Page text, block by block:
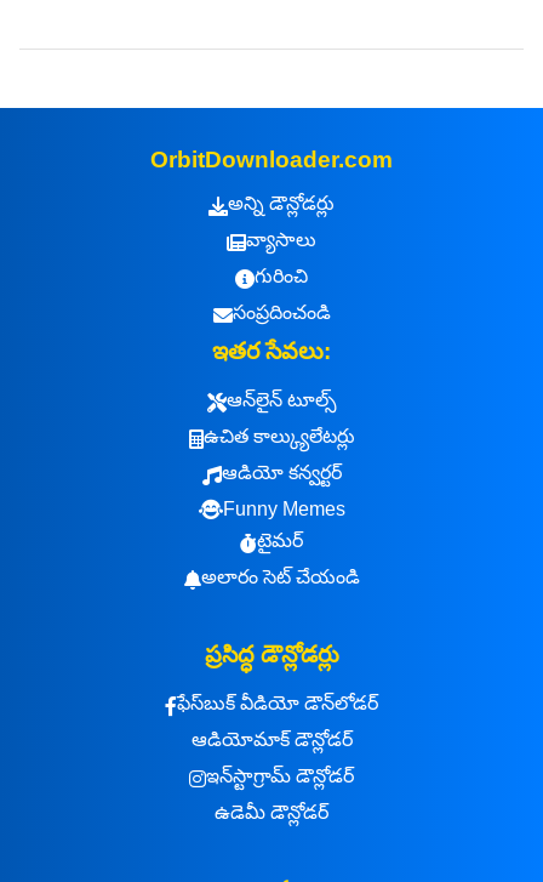
OrbitDownloader.com
అన్ని డౌన్లోడర్లు
వ్యాసాలు
గురించి
సంప్రదించండి
ఇతర సేవలు:
ఆన్‌లైన్ టూల్స్
ఉచిత కాల్క్యులేటర్లు
ఆడియో కన్వర్టర్
Funny Memes
టైమర్
అలారం సెట్ చేయండి
ప్రసిద్ధ డౌన్లోడర్లు
ఫేస్‌బుక్ వీడియో డౌన్‌లోడర్
ఆడియోమాక్ డౌన్లోడర్
ఇన్‌స్టాగ్రామ్ డౌన్లోడర్
ఉడెమీ డౌన్లోడర్